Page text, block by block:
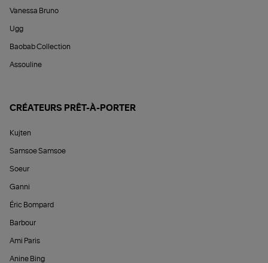
Vanessa Bruno
Ugg
Baobab Collection
Assouline
CRÉATEURS PRÊT-À-PORTER
Kujten
Samsoe Samsoe
Soeur
Ganni
Éric Bompard
Barbour
Ami Paris
Anine Bing